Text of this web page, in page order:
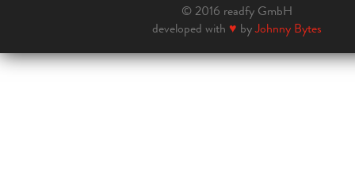
© 2016 readfy GmbH
developed with ♥ byJohnny Bytes